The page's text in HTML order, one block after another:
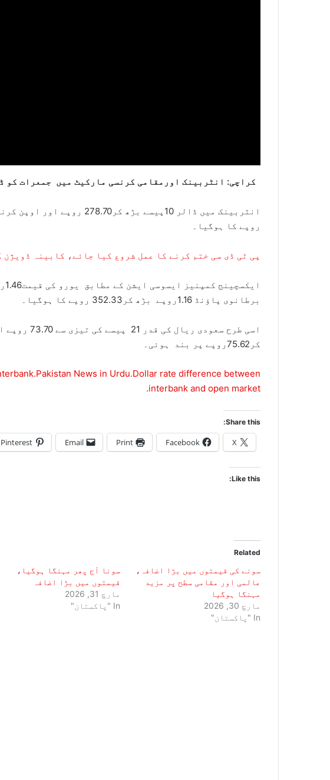
کراچی: انٹربینک اورمقامی کرنسی مارکیٹ میں جمعرات کو
روپے کا ہوگیا۔
پی ٹی ڈی سی ختم کرنے کا عمل شروع کیا جائے، کابینہ ڈویژن
برطانوی پاؤنڈ 1.16روپے بڑھ کر352.33 روپے کا ہوگیا۔
کر75.62روپے پر بند ہوئی۔
News in Urdu.Dollar rate difference between
interbank and open market.
Share this:
X
Facebook
Print
Email
Pinterest
Like this:
Related
سونے کی قیمتوں میں بڑا اضافہ،
عالمی اور مقامی سطح پر مزید
مہنگا ہوگیا
مارچ 30, 2026
In "پاکستان"
سونا آج پھر مہنگا ہوگیا،
قیمتوں میں بڑا اضافہ
مارچ 31, 2026
In "پاکستان"